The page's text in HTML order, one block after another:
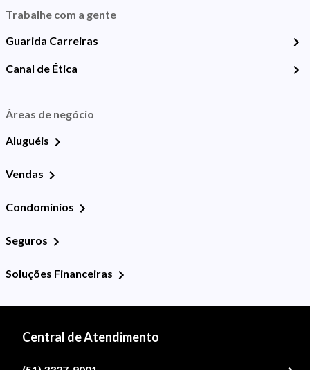
Trabalhe com a gente
Guarida Carreiras
Canal de Ética
Áreas de negócio
Aluguéis
Vendas
Condomínios
Seguros
Soluções Financeiras
Central de Atendimento